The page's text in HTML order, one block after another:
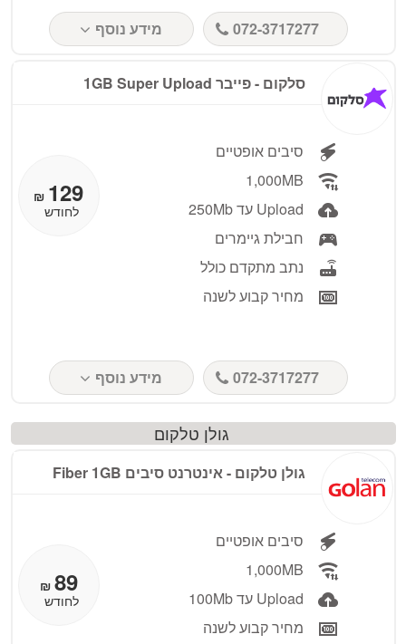
072-3717277 מידע נוסף
סלקום - פייבר 1GB Super Upload
סיבים אופטיים
1,000MB
Upload עד 250Mb
חבילת גיימרים
נתב מתקדם כולל
מחיר קבוע לשנה
129
₪
לחודש
072-3717277 מידע נוסף
גולן טלקום
גולן טלקום - ‏אינטרנט סיבים Fiber 1GB
סיבים אופטיים
1,000MB
Upload עד 100Mb
מחיר קבוע לשנה
89
₪
לחודש